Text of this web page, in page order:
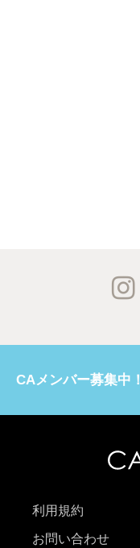
CAメンバー募集中！
利用規約
お問い合わせ